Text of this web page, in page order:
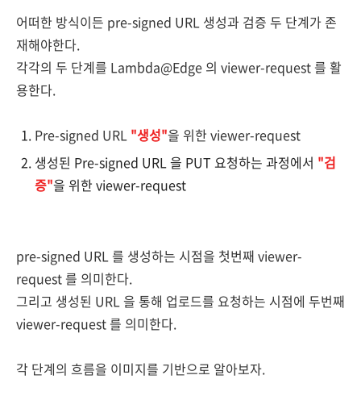
어떠한 방식이든 pre-signed URL 생성과 검증 두 단계가 존
재해야한다.
각각의 두 단계를 Lambda@Edge 의 viewer-request 를 활
용한다.
Pre-signed URL "생성"을 위한 viewer-request
생성된 Pre-signed URL 을 PUT 요청하는 과정에서 "검
증"을 위한 viewer-request
pre-signed URL 를 생성하는 시점을 첫번째 viewer-
request 를 의미한다.
그리고 생성된 URL 을 통해 업로드를 요청하는 시점에 두번째
viewer-request 를 의미한다.
각 단계의 흐름을 이미지를 기반으로 알아보자.